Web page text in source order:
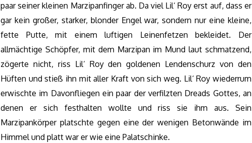
paar seiner kleinen Marzipanfinger ab. Da viel Lil‘ Roy erst auf, dass er
gar kein großer, starker, blonder Engel war, sondern nur eine kleine,
fette Putte, mit einem luftigen Leinenfetzen bekleidet. Der
allmächtige Schöpfer, mit dem Marzipan im Mund laut schmatzend,
zögerte nicht, riss Lil‘ Roy den goldenen Lendenschurz von den
Hüften und stieß ihn mit aller Kraft von sich weg. Lil‘ Roy wiederrum
erwischte im Davonfliegen ein paar der verfilzten Dreads Gottes, an
denen er sich festhalten wollte und riss sie ihm aus. Sein
Marzipankörper platschte gegen eine der wenigen Betonwände im
Himmel und platt war er wie eine Palatschinke.